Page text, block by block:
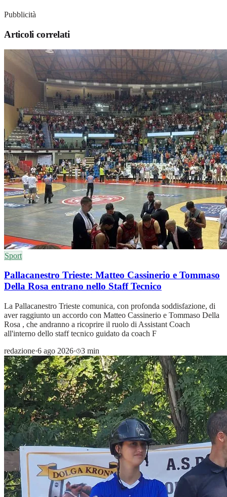
Pubblicità
Articoli correlati
Sport
Pallacanestro Trieste: Matteo Cassinerio e Tommaso
Della Rosa entrano nello Staff Tecnico
La Pallacanestro Trieste comunica, con profonda soddisfazione, di
aver raggiunto un accordo con Matteo Cassinerio e Tommaso Della
Rosa , che andranno a ricoprire il ruolo di Assistant Coach
all'interno dello staff tecnico guidato da coach F
redazione·6 ago 2026· 3 min